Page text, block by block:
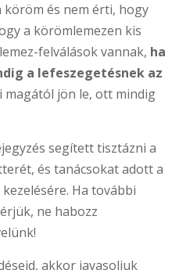
és nem érti, hogy
a körömlemezen kis
felválások vannak, ha
a lefeszegetésnek az
magától jön le, ott mindig
segített tisztázni a
és tanácsokat adott a
Ha további
ne habozz
akkor javasoljuk